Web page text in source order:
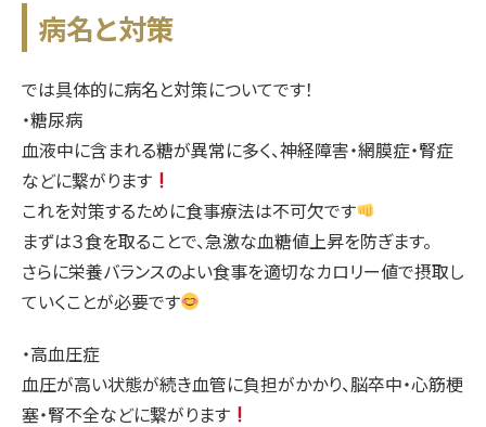
病名と対策
では具体的に病名と対策についてです！
・糖尿病
血液中に含まれる糖が異常に多く、神経障害・網膜症・腎症
などに繋がります
これを対策するために食事療法は不可欠です
まずは３食を取ることで、急激な血糖値上昇を防ぎます。
さらに栄養バランスのよい食事を適切なカロリー値で摂取し
ていくことが必要です
・高血圧症
血圧が高い状態が続き血管に負担がかかり、脳卒中・心筋梗
塞・腎不全などに繋がります